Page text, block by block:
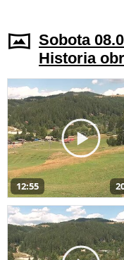
Sobota
Historia
12:55